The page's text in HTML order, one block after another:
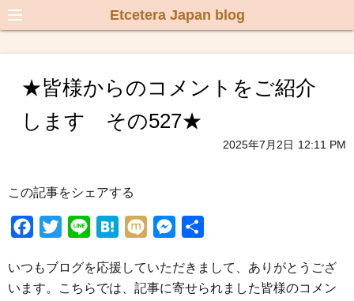
Etcetera Japan blog
★皆様からのコメントをご紹介
します その527★
2025年7月2日 12:11 PM
この記事をシェアする
c
e
i
t
n
e
H
t
e
M
x
i
s
s
いつもブログを応援していただきまして、ありがとうござ
います。こちらでは、記事に寄せられました皆様のコメン